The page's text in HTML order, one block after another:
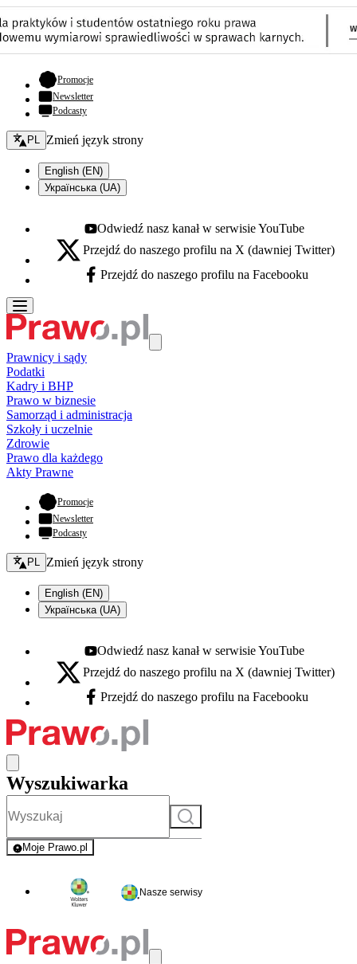
Promocje- otwiera się w nowej karcie
Newsletter
Podcasty
Zmień język - bieżący:
PL Zmień język strony
English (EN)
Українська (UA)
Youtube - otwiera się w nowej karcie
Odwiedź nasz kanał w serwisie YouTube
X - otwiera się w nowej karcie
Przejdź do naszego profilu na X (dawniej Twitter)
Facebook - otwiera się w nowej karcie
Przejdź do naszego profilu na Facebooku
Prawnicy i sądy
Podatki
Kadry i BHP
Prawo w biznesie
Samorząd i administracja
Szkoły i uczelnie
Zdrowie
Prawo dla każdego
Akty Prawne
Promocje- otwiera się w nowej karcie
Newsletter
Podcasty
Zmień język - bieżący:
PL Zmień język strony
English (EN)
Українська (UA)
Youtube - otwiera się w nowej karcie
Odwiedź nasz kanał w serwisie YouTube
X - otwiera się w nowej karcie
Przejdź do naszego profilu na X (dawniej Twitter)
Facebook - otwiera się w nowej karcie
Przejdź do naszego profilu na Facebooku
Wyszukiwarka
Szukaj
Moje Prawo.pl
- rejestracja i logowanie do serwisu
Nasze serwisy